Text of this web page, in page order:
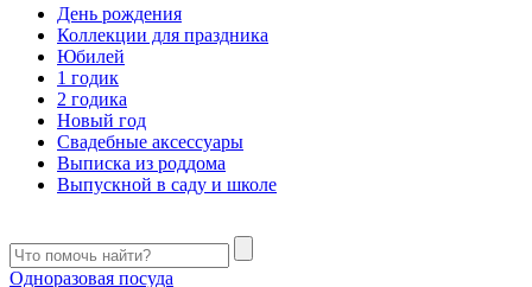
День рождения
Коллекции для праздника
Юбилей
1 годик
2 годика
Новый год
Свадебные аксессуары
Выписка из роддома
Выпускной в саду и школе
Одноразовая посуда